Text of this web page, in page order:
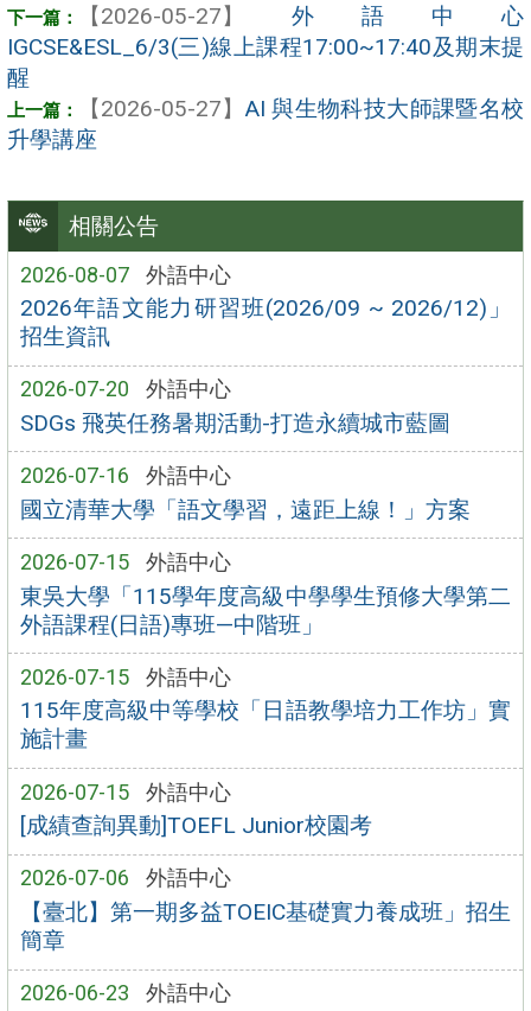
相關公告
2026-08-07 外語中心
2026年語文能力研習班(2026/09 ~ 2026/12)」
招生資訊
2026-07-20 外語中心
SDGs 飛英任務暑期活動-打造永續城市藍圖
2026-07-16 外語中心
國立清華大學「語文學習，遠距上線！」方案
2026-07-15 外語中心
東吳大學「115學年度高級中學學生預修大學第二
外語課程(日語)專班—中階班」
2026-07-15 外語中心
115年度高級中等學校「日語教學培力工作坊」實
施計畫
2026-07-15 外語中心
[成績查詢異動]TOEFL Junior校園考
2026-07-06 外語中心
【臺北】第一期多益TOEIC基礎實力養成班」招生
簡章
2026-06-23 外語中心
【2026-05-27】
外語中心
IGCSE&ESL_6/3(三)線上課程17:00~17:40及期末提
醒
【2026-05-27】 AI 與生物科技大師課暨名校
升學講座